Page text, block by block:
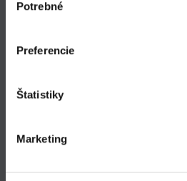
súhlasu
Potrebné
Preferencie
Štatistiky
Marketing
Kontakt